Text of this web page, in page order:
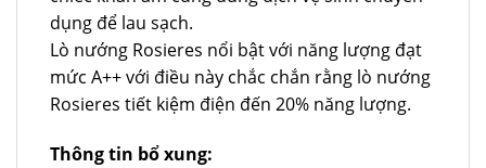
dụng để lau sạch.
Lò nướng Rosieres nổi bật với năng lượng đạt
mức A++ với điều này chắc chắn rằng lò nướng
Rosieres tiết kiệm điện đến 20% năng lượng.
Thông tin bổ xung: